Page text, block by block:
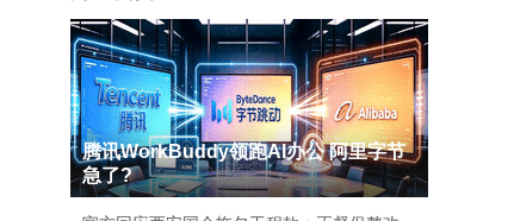
腾讯WorkBuddy领跑AI办公 阿里字节
急了?